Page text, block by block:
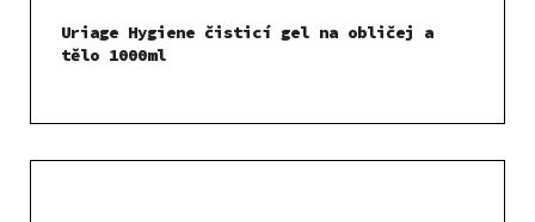
Uriage Hygiene čisticí gel na obličej a
tělo 1000ml